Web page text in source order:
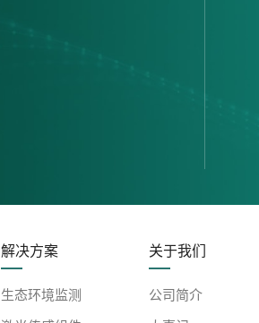
解决方案
生态环境监测
关于我们
公司简介